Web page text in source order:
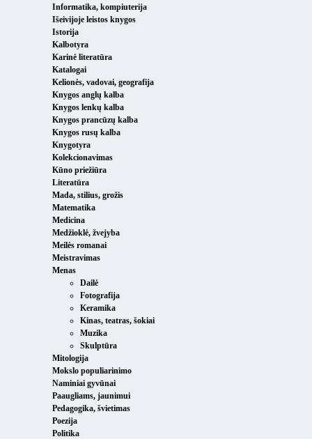
Informatika, kompiuterija
Išeivijoje leistos knygos
Istorija
Kalbotyra
Karinė literatūra
Katalogai
Kelionės, vadovai, geografija
Knygos anglų kalba
Knygos lenkų kalba
Knygos prancūzų kalba
Knygos rusų kalba
Knygotyra
Kolekcionavimas
Kūno priežiūra
Literatūra
Mada, stilius, grožis
Matematika
Medicina
Medžioklė, žvejyba
Meilės romanai
Meistravimas
Menas
Dailė
Fotografija
Keramika
Kinas, teatras, šokiai
Muzika
Skulptūra
Mitologija
Mokslo populiarinimo
Naminiai gyvūnai
Paaugliams, jaunimui
Pedagogika, švietimas
Poezija
Politika